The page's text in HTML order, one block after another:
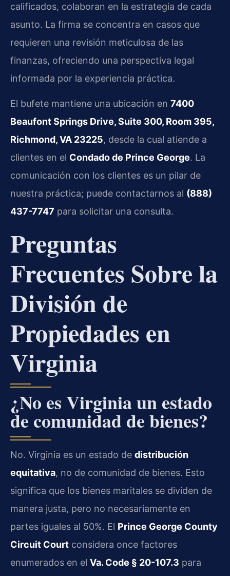
calificados, colaboran en la estrategia de cada
asunto. La firma se concentra en casos que
requieren una revisión meticulosa de las
finanzas, ofreciendo una perspectiva legal
informada por la experiencia práctica.
El bufete mantiene una ubicación en 7400
Beaufont Springs Drive, Suite 300, Room 395,
Richmond, VA 23225, desde la cual atiende a
clientes en el Condado de Prince George. La
comunicación con los clientes es un pilar de
nuestra práctica; puede contactarnos al (888)
437-7747 para solicitar una consulta.
Preguntas
Frecuentes Sobre la
División de
Propiedades en
Virginia
¿No es Virginia un estado
de comunidad de bienes?
No. Virginia es un estado de distribución
equitativa, no de comunidad de bienes. Esto
significa que los bienes maritales se dividen de
manera justa, pero no necesariamente en
partes iguales al 50%. El Prince George County
Circuit Court considera once factores
enumerados en el Va. Code § 20-107.3 para